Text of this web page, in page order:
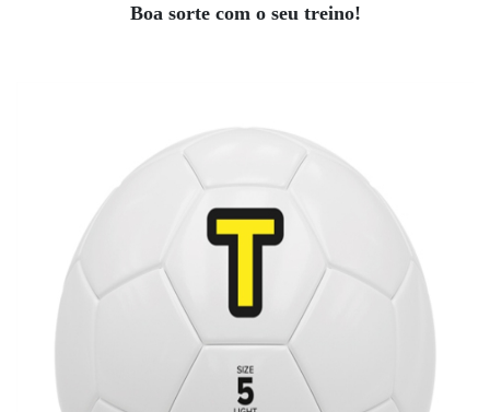
Boa sorte com o seu treino!